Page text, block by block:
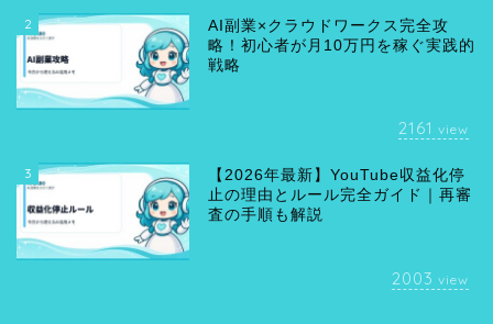
2
AI副業×クラウドワークス完全攻
略！初心者が月10万円を稼ぐ実践的
戦略
2161 view
3
【2026年最新】YouTube収益化停
止の理由とルール完全ガイド｜再審
査の手順も解説
2003 view